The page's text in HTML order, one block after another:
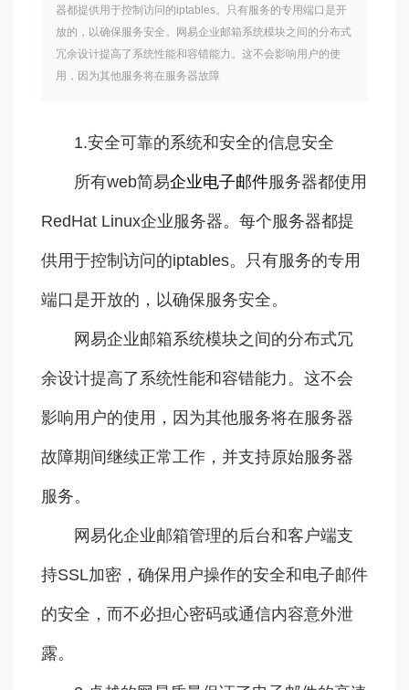
器都提供用于控制访问的iptables。只有服务的专用端口是开
放的，以确保服务安全。网易企业邮箱系统模块之间的分布式
冗余设计提高了系统性能和容错能力。这不会影响用户的使
用，因为其他服务将在服务器故障
1.安全可靠的系统和安全的信息安全
所有web简易企业电子邮件服务器都使用
RedHat Linux企业服务器。每个服务器都提
供用于控制访问的iptables。只有服务的专用
端口是开放的，以确保服务安全。
网易企业邮箱系统模块之间的分布式冗
余设计提高了系统性能和容错能力。这不会
影响用户的使用，因为其他服务将在服务器
故障期间继续正常工作，并支持原始服务器
服务。
网易化企业邮箱管理的后台和客户端支
持SSL加密，确保用户操作的安全和电子邮件
的安全，而不必担心密码或通信内容意外泄
露。